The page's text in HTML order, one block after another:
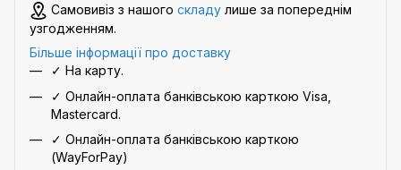
Самовивіз з нашого складу лише за попереднім
узгодженням.
Більше інформації про доставку
✓ На карту.
✓ Онлайн-оплата банківською карткою Visa,
Mastercard.
✓ Онлайн-оплата банківською карткою
(WayForPay)